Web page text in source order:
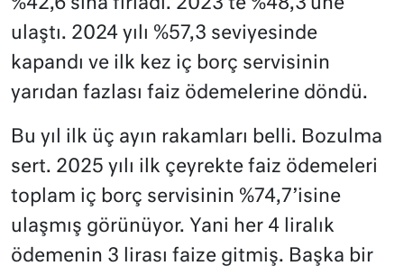
ulaştı. 2024 yılı %57,3 seviyesinde
kapandı ve ilk kez iç borç servisinin
yarıdan fazlası faiz ödemelerine döndü.
Bu yıl ilk üç ayın rakamları belli. Bozulma
sert. 2025 yılı ilk çeyrekte faiz ödemeleri
toplam iç borç servisinin %74,7’isine
ulaşmış görünüyor. Yani her 4 liralık
ödemenin 3 lirası faize gitmiş. Başka bir